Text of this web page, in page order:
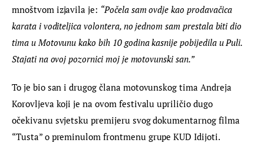
mnoštvom izjavila je: “Počela sam ovdje kao prodavačica
karata i voditeljica volontera, no jednom sam prestala biti dio
tima u Motovunu kako bih 10 godina kasnije pobijedila u Puli.
Stajati na ovoj pozornici moj je motovunski san.”
To je bio san i drugog člana motovunskog tima Andreja
Korovljeva koji je na ovom festivalu upriličio dugo
očekivanu svjetsku premijeru svog dokumentarnog filma
“Tusta” o preminulom frontmenu grupe KUD Idijoti.